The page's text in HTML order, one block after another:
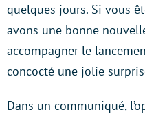
quelques jours. Si vous
avons une bonne
accompagner le
concocté une jolie
Dans un communiqué,